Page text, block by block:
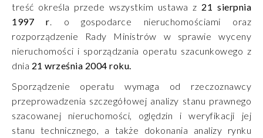
treść określa przede wszystkim ustawa z 21 sierpnia
1997 r . o gospodarce nieruchomościami oraz
rozporządzenie Rady Ministrów w sprawie wyceny
nieruchomości i sporządzania operatu szacunkowego z
dnia 21 września 2004 roku.
Sporządzenie operatu wymaga od rzeczoznawcy
przeprowadzenia szczegółowej analizy stanu prawnego
szacowanej nieruchomości, oględzin i weryfikacji jej
stanu technicznego, a także dokonania analizy rynku